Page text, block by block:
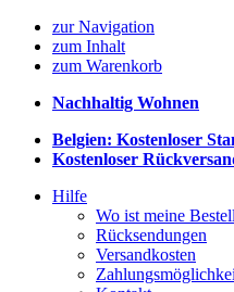
zur Navigation
zum Inhalt
zum Warenkorb
Nachhaltig Wohnen
Belgien: Kostenloser
Kostenloser
Hilfe
Wo ist meine
Rücksendungen
Versandkosten